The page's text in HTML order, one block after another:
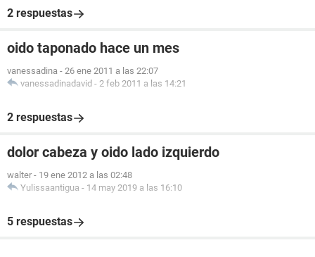
2 respuestas
oido taponado hace un mes
vanessadina - 26 ene 2011 a las 22:07
vanessadinadavid - 2 feb 2011 a las 14:21
2 respuestas
dolor cabeza y oido lado izquierdo
walter - 19 ene 2012 a las 02:48
Yulissaantigua - 14 may 2019 a las 16:10
5 respuestas